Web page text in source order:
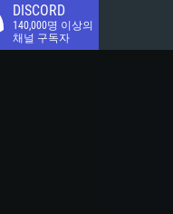
DISCORD
140,000명 이상의
채널 구독자